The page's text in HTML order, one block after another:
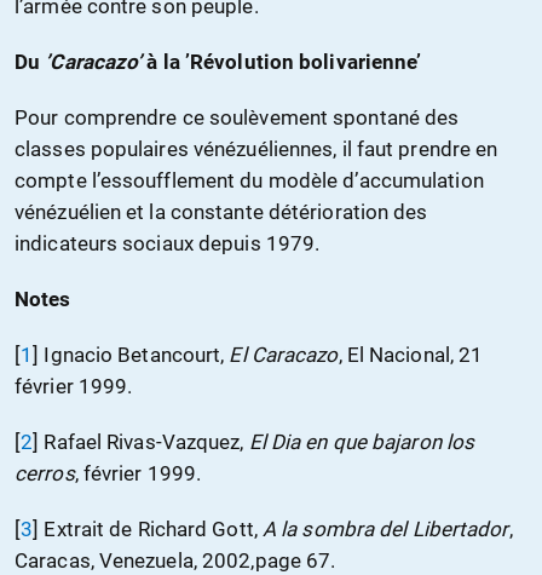
l’armée contre son peuple.
Du ’Caracazo’à la ’Révolution bolivarienne’
Pour comprendre ce soulèvement spontané des
classes populaires vénézuéliennes, il faut prendre en
compte l’essoufflement du modèle d’accumulation
vénézuélien et la constante détérioration des
indicateurs sociaux depuis 1979.
Notes
[1] Ignacio Betancourt, El Caracazo, El Nacional, 21
février 1999.
[2] Rafael Rivas-Vazquez, El Dia en que bajaron los
cerros, février 1999.
[3] Extrait de Richard Gott, A la sombra del Libertador,
Caracas, Venezuela, 2002,page 67.